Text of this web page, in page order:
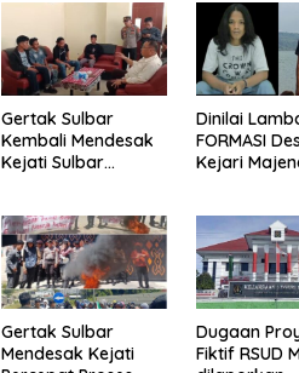
Gertak Sulbar
Kembali Mendesak
Kejati Sulbar
Majene
Dinilai
FORMASI
Kejari
Fiktif RSUD
Gertak Sulbar
Mendesak Kejati
Dugaan
Fiktif RSUD